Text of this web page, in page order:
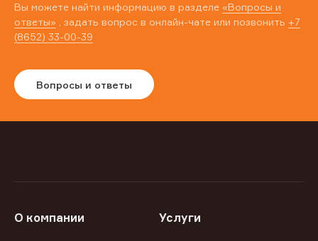
Вы можете найти информацию в разделе «Вопросы и
ответы» , задать вопрос в онлайн-чате или позвонить +7
(8652) 33-00-39
Вопросы и ответы
О компании Услуги